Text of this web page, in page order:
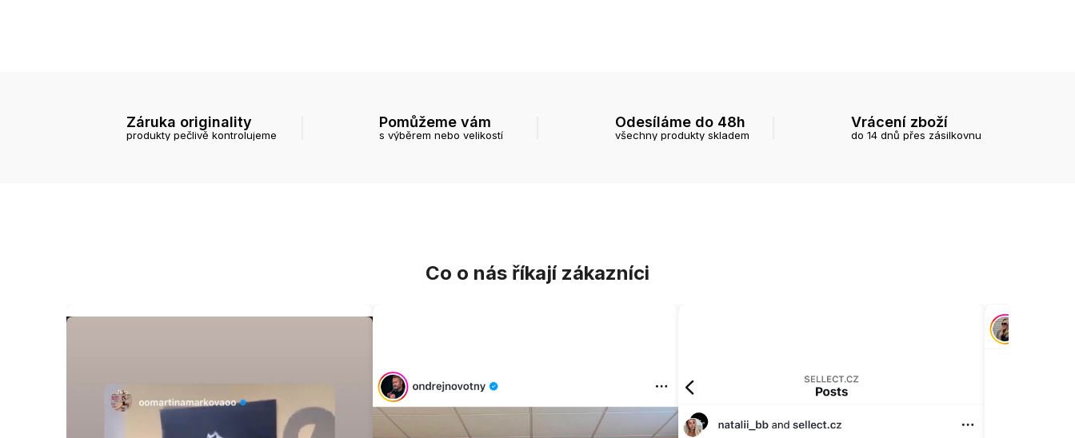
Záruka originality
produkty pečlivě kontrolujeme
Pomůžeme vám
s výběrem nebo velikostí
Odesíláme do 48h
všechny produkty skladem
Vrácení zboží
do 14 dnů přes zásilkovnu
Co o nás říkají zákazníci